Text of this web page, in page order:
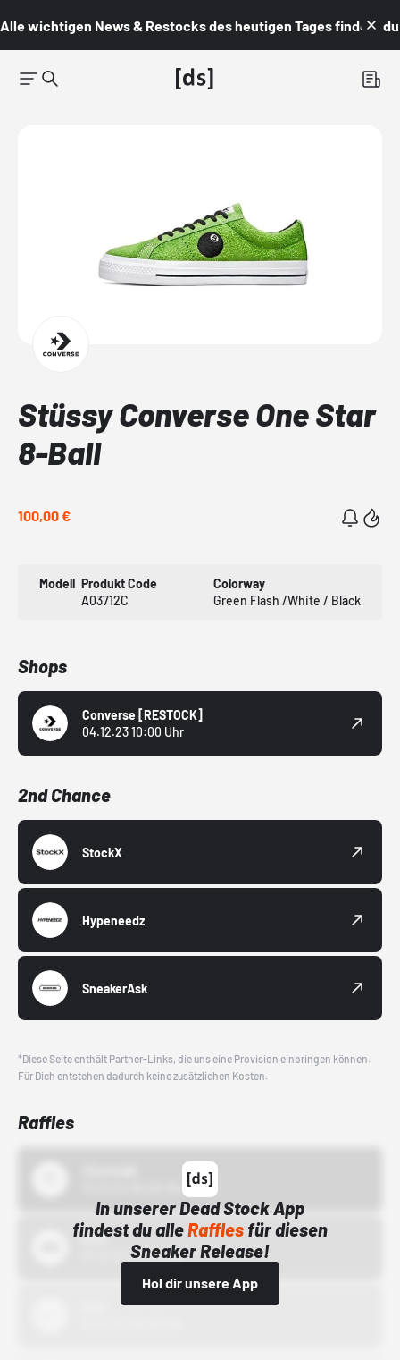
Alle wichtigen News & Restocks des heutigen Tages findest du
Stüssy Converse One Star
8-Ball
100,00 €
Modell Produkt Code
A03712C
Colorway
Green Flash /White / Black
Shops
Converse [RESTOCK]
04.12.23 10:00 Uhr
2nd Chance
StockX
Hypeneedz
SneakerAsk
*Diese Seite enthält Partner-Links, die uns eine Provision einbringen können.
Für Dich entstehen dadurch keine zusätzlichen Kosten.
Raffles
In unserer Dead Stock App
findest du alleRafflesfür diesen
Sneaker Release!
Hol dir unsere App
Bstn
01.10.22 00:00 Uhr